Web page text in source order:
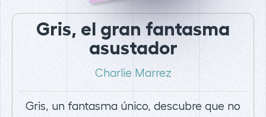
Gris, el gran fantasma
asustador
Charlie Marrez
Gris, un fantasma único, descubre que no